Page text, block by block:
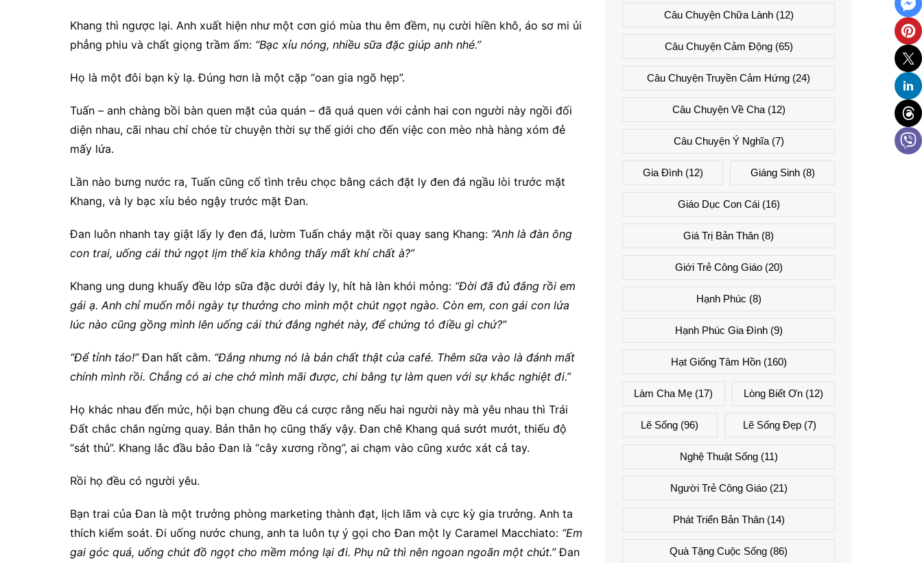
Khang thì ngược lại. Anh xuất hiện như một cơn gió mùa thu êm đềm, nụ cười hiền khô, áo sơ mi ủi
phẳng phiu và chất giọng trầm ấm: “Bạc xỉu nóng, nhiều sữa đặc giúp anh nhé.”
Họ là một đôi bạn kỳ lạ. Đúng hơn là một cặp “oan gia ngõ hẹp”.
Tuấn – anh chàng bồi bàn quen mặt của quán – đã quá quen với cảnh hai con người này ngồi đối
diện nhau, cãi nhau chí chóe từ chuyện thời sự thế giới cho đến việc con mèo nhà hàng xóm đẻ
mấy lứa.
Lần nào bưng nước ra, Tuấn cũng cố tình trêu chọc bằng cách đặt ly đen đá ngầu lòi trước mặt
Khang, và ly bạc xỉu béo ngậy trước mặt Đan.
Đan luôn nhanh tay giật lấy ly đen đá, lườm Tuấn cháy mặt rồi quay sang Khang: “Anh là đàn ông
con trai, uống cái thứ ngọt lịm thế kia không thấy mất khí chất à?”
Khang ung dung khuấy đều lớp sữa đặc dưới đáy ly, hít hà làn khói mỏng: “Đời đã đủ đắng rồi em
gái ạ. Anh chỉ muốn mỗi ngày tự thưởng cho mình một chút ngọt ngào. Còn em, con gái con lứa
lúc nào cũng gồng mình lên uống cái thứ đắng nghét này, để chứng tỏ điều gì chứ?”
“Để tỉnh táo!”Đan hất cằm. “Đắng nhưng nó là bản chất thật của café. Thêm sữa vào là đánh mất
chính mình rồi. Chẳng có ai che chở mình mãi được, chi bằng tự làm quen với sự khắc nghiệt đi.”
Họ khác nhau đến mức, hội bạn chung đều cá cược rằng nếu hai người này mà yêu nhau thì Trái
Đất chắc chắn ngừng quay. Bản thân họ cũng thấy vậy. Đan chê Khang quá sướt mướt, thiếu độ
“sát thủ”. Khang lắc đầu bảo Đan là “cây xương rồng”, ai chạm vào cũng xước xát cả tay.
Rồi họ đều có người yêu.
Bạn trai của Đan là một trưởng phòng marketing thành đạt, lịch lãm và cực kỳ gia trưởng. Anh ta
thích kiểm soát. Đi uống nước chung, anh ta luôn tự ý gọi cho Đan một ly Caramel Macchiato: “Em
gai góc quá, uống chút đồ ngọt cho mềm mỏng lại đi. Phụ nữ thì nên ngoan ngoãn một chút.”Đan
Câu Chuyện Chữa Lành(12)
Câu Chuyện Cảm Động(65)
Câu Chuyện Truyền Cảm Hứng (24)
Câu Chuyện Về Cha(12)
Câu Chuyện Ý Nghĩa(7)
Gia Đình(12) Giáng Sinh(8)
Giáo Dục Con Cái(16)
Giá Trị Bản Thân (8)
Giới Trẻ Công Giáo(20)
Hạnh Phúc (8)
Hạnh Phúc Gia Đình(9)
Hạt Giống Tâm Hồn(160)
Làm Cha Mẹ (17) Lòng Biết Ơn(12)
Lẽ Sống (96) Lẽ Sống Đẹp(7)
Nghệ Thuật Sống(11)
Người Trẻ Công Giáo(21)
Phát Triển Bản Thân(14)
Quà Tặng Cuộc Sống (86)